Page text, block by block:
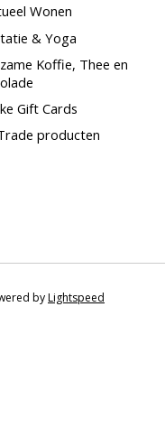
Wonen
& Yoga
Koffie, Thee en
Gift Cards
producten
byLightspeed